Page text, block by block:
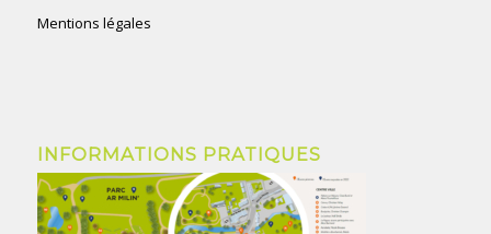
Mentions légales
INFORMATIONS PRATIQUES